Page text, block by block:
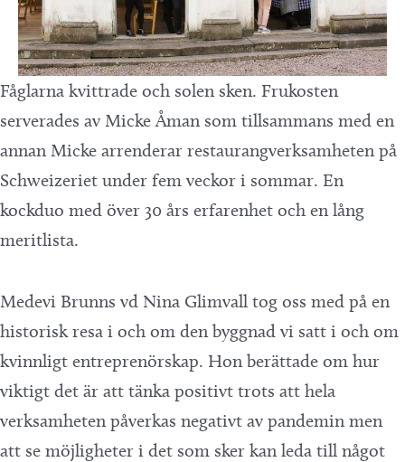
Fåglarna kvittrade och solen sken. Frukosten
serverades av Micke Åman som tillsammans med en
annan Micke arrenderar restaurangverksamheten på
Schweizeriet under fem veckor i sommar. En
kockduo med över 30 års erfarenhet och en lång
meritlista.
Medevi Brunns vd Nina Glimvall tog oss med på en
historisk resa i och om den byggnad vi satt i och om
kvinnligt entreprenörskap. Hon berättade om hur
viktigt det är att tänka positivt trots att hela
verksamheten påverkas negativt av pandemin men
att se möjligheter i det som sker kan leda till något